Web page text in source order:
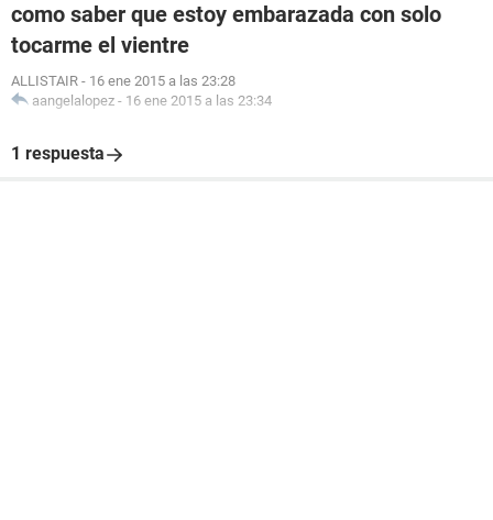
como saber que estoy embarazada con solo
tocarme el vientre
ALLISTAIR - 16 ene 2015 a las 23:28
aangelalopez - 16 ene 2015 a las 23:34
1 respuesta